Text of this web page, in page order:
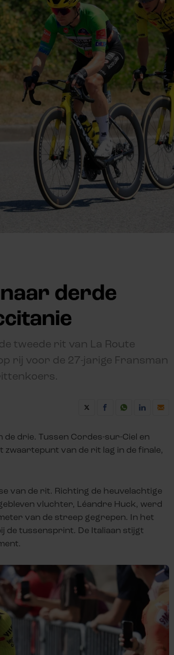
derde
tweede rit van La Route
rij voor de 27-jarige Fransman
drie. Tussen Cordes-sur-Ciel en
van de rit lag in de finale,
van de rit. Richting de heuvelachtige
vluchter, Léandre Huck, werd
van de streep gegrepen. In het
de tussensprint. De Italiaan stijgt